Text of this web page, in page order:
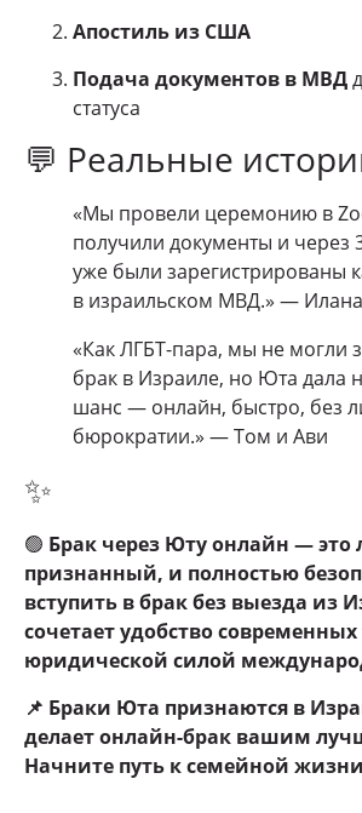
Апостиль из США
Подача документов в МВД
статуса
💬 Реальные
«Мы провели церемонию в
получили документы и через
уже были зарегистрированы
в израильском МВД.» —
«Как ЛГБТ-пара, мы не могли
брак в Израиле, но Юта дала
шанс — онлайн, быстро, без
бюрократии.» — Том и Ави
✨
🟢 Брак через Юту онлайн — это
признанный, и полностью
вступить в брак без выезда из
сочетает удобство
юридической силой
📌 Браки Юта признаются в
делает онлайн-брак вашим
Начните путь к семейной